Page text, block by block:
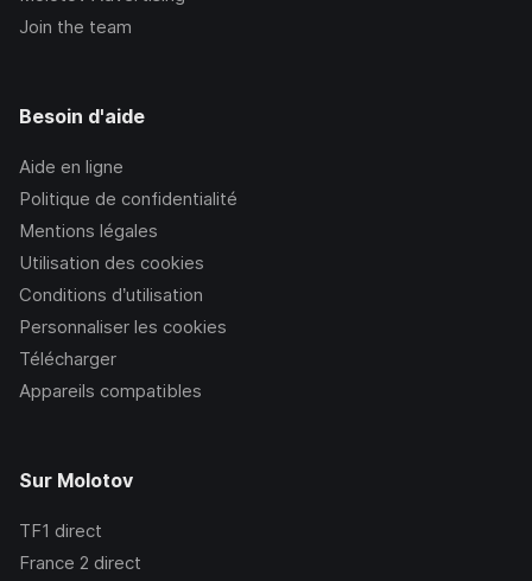
Join the team
Besoin d'aide
Aide en ligne
Politique de confidentialité
Mentions légales
Utilisation des cookies
Conditions d’utilisation
Personnaliser les cookies
Télécharger
Appareils compatibles
Sur Molotov
TF1 direct
France 2 direct